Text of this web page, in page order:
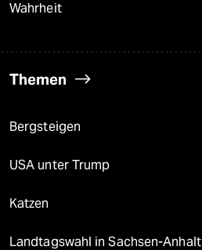
Wahrheit
Themen
Bergsteigen
USA unter Trump
Katzen
Landtagswahl in Sachsen-Anhalt